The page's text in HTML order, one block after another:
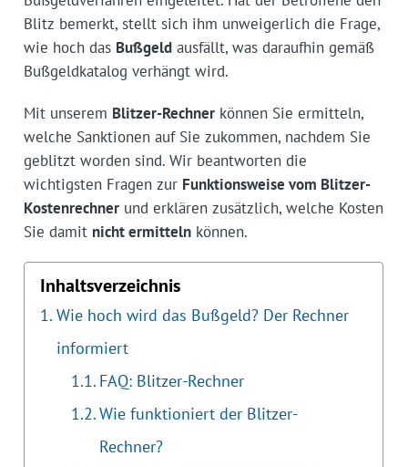
Blitz bemerkt, stellt sich ihm unweigerlich die Frage,
wie hoch das Bußgeldausfällt, was daraufhin gemäß
Bußgeldkatalog verhängt wird.
Mit unserem Blitzer-Rechnerkönnen Sie ermitteln,
welche Sanktionen auf Sie zukommen, nachdem Sie
geblitzt worden sind. Wir beantworten die
wichtigsten Fragen zur Funktionsweise vom Blitzer-
Kostenrechnerund erklären zusätzlich, welche Kosten
Sie damit nicht ermittelnkönnen.
Inhaltsverzeichnis
Wie hoch wird das Bußgeld? Der Rechner
informiert
FAQ: Blitzer-Rechner
Wie funktioniert der Blitzer-
Rechner?